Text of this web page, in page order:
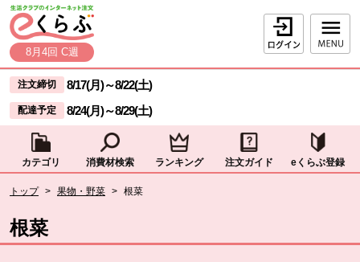
ページの先頭です。
本文へジャンプする。
8月4回 C週
ログイン
ここからサイト内共通メニューです。
サイト内共通メニューをスキップする
注文締切 8/17(月)～8/22(土)
配達予定 8/24(月)～8/29(土)
カテゴリ 消費材検索 ランキング 注文ガイド eくらぶ登録
トップ > 果物・野菜 > 根菜
根菜